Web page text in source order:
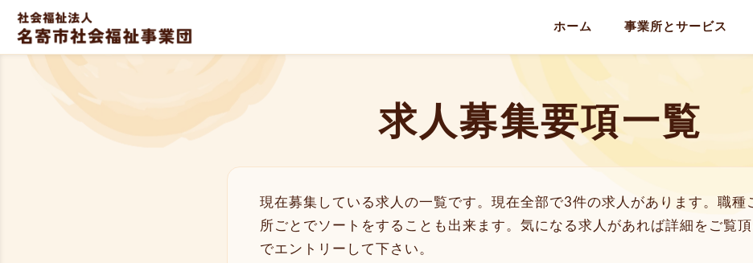
ホーム 事業所とサービス
求人募集要項一覧
現在募集している求人の一覧です。現在全部で3件の求人があります。職種
所ごとでソートをすることも出来ます。気になる求人があれば詳細をご覧頂
でエントリーして下さい。